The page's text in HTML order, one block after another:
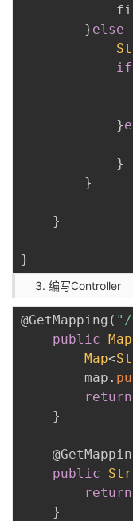
}else
if
}
}
}
}
}
编写Controller
@GetMapping ( "/
public
Map
Map<
        map
.
return
}
public
return
}